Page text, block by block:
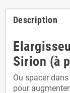
Description
Sirion (à
Ou spacer
pour